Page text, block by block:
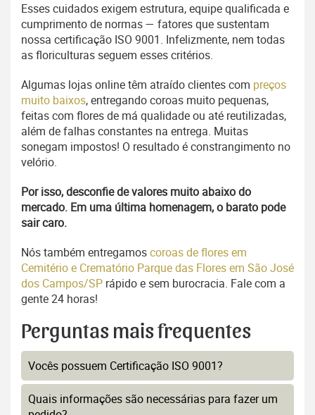
Esses cuidados exigem estrutura, equipe qualificada e
cumprimento de normas — fatores que sustentam
nossa certificação ISO 9001. Infelizmente, nem todas
as floriculturas seguem esses critérios.
Algumas lojas online têm atraído clientes com preços
muito baixos, entregando coroas muito pequenas,
feitas com flores de má qualidade ou até reutilizadas,
além de falhas constantes na entrega. Muitas
sonegam impostos! O resultado é constrangimento no
velório.
Por isso, desconfie de valores muito abaixo do
mercado. Em uma última homenagem, o barato pode
sair caro.
Nós também entregamoscoroas de flores em
Cemitério e Crematório Parque das Flores em São José
dos Campos/SP rápido e sem burocracia. Fale com a
gente 24 horas!
Perguntas mais frequentes
Vocês possuem Certificação ISO 9001?
Quais informações são necessárias para fazer um